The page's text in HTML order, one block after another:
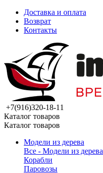
Доставка и оплата
Возврат
Контакты
+7(916)320-18-11
Каталог товаров
Каталог товаров
Модели из дерева
Все - Модели из дерева
Корабли
Паровозы